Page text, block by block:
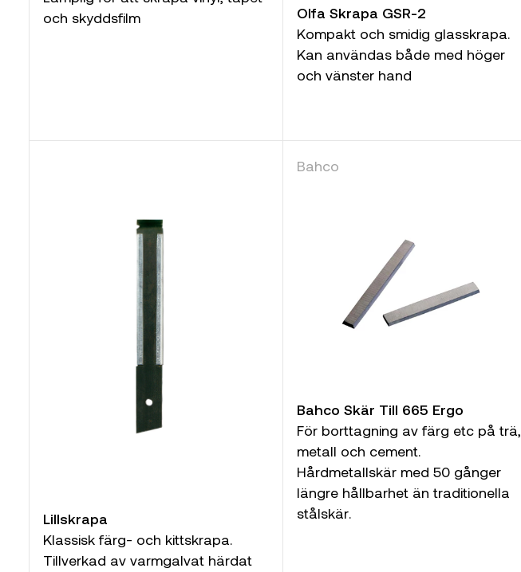
och skyddsfilm
Olfa Skrapa GSR-2
Kompakt och smidig glasskrapa.
Kan användas både med höger
och vänster hand
Lillskrapa
Klassisk färg- och kittskrapa.
Tillverkad av varmgalvat härdat
Bahco
Bahco Skär Till 665 Ergo
För borttagning av färg etc på trä,
metall och cement.
Hårdmetallskär med 50 gånger
längre hållbarhet än traditionella
stålskär.